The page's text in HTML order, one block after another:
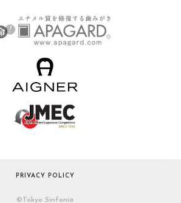
PRIVACY POLICY
©︎Tokyo Sinfonia